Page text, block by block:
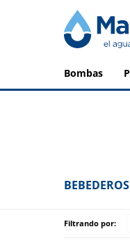
bombas
BEBEDEROS
Filtrando por: